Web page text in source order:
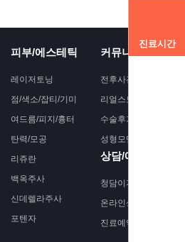
피부/에스테틱
레이저토닝
점/색소/잡티/기미
여드름/피지/흉터
탄력/모공
리쥬란
백옥주사
신데렐라주사
포텐자
커뮤니티
전후사진
리얼스토리
수술후기
성형모델모집
상담/예약
청담이지 소식
온라인상담
진료예약
진료시간